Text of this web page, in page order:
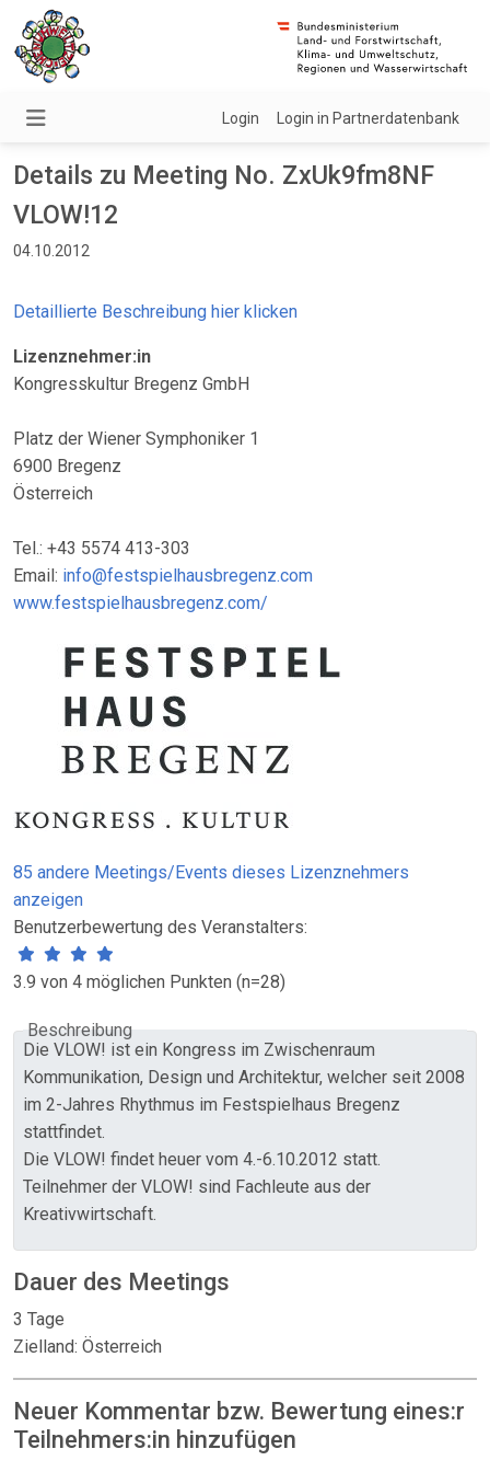
Login Login in Partnerdatenbank
Details zu Meeting No. ZxUk9fm8NF
VLOW!12
04.10.2012
Detaillierte Beschreibung hier klicken
Lizenznehmer:in
Kongresskultur Bregenz GmbH
Platz der Wiener Symphoniker 1
6900 Bregenz
Österreich
Tel.: +43 5574 413-303
Email: info@festspielhausbregenz.com
www.festspielhausbregenz.com/
85 andere Meetings/Events dieses Lizenznehmers
anzeigen
Benutzerbewertung des Veranstalters:
3.9 von 4 möglichen Punkten (n=28)
Beschreibung
Die VLOW! ist ein Kongress im Zwischenraum
Kommunikation, Design und Architektur, welcher seit 2008
im 2-Jahres Rhythmus im Festspielhaus Bregenz
stattfindet.
Die VLOW! findet heuer vom 4.-6.10.2012 statt.
Teilnehmer der VLOW! sind Fachleute aus der
Kreativwirtschaft.
Dauer des Meetings
3 Tage
Zielland: Österreich
Neuer Kommentar bzw. Bewertung eines:r
Teilnehmers:in hinzufügen